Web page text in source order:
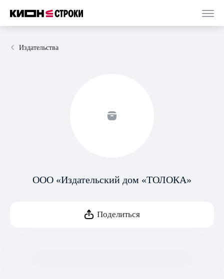
Издательства
ООО «Издательский дом «ТОЛОКА»
Поделиться